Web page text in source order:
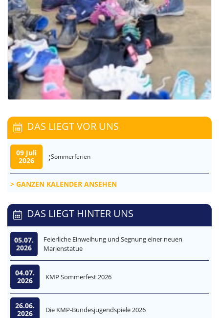
DAS LIEGT VOR UNS
09 Juli
2026
;Sommerferien
GANZEN KALENDER ANSEHEN
DAS LIEGT HINTER UNS
05.07.
2026
Feierliche Einweihung und Segnung einer neuen
Marienstatue
04.07.
2026
KMP Sommerfest 2026
26.06.
2026
Die KMP-Bundesjugendspiele 2026